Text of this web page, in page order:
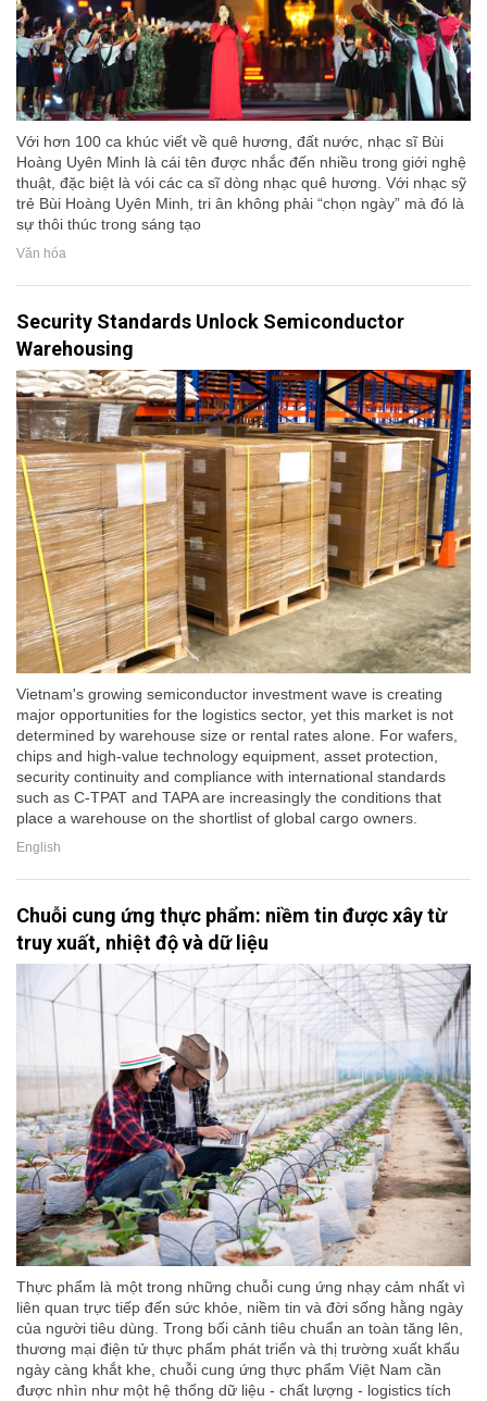
Với hơn 100 ca khúc viết về quê hương, đất nước, nhạc sĩ Bùi
Hoàng Uyên Minh là cái tên được nhắc đến nhiều trong giới nghệ
thuật, đặc biệt là vói các ca sĩ dòng nhạc quê hương. Với nhạc sỹ
trẻ Bùi Hoàng Uyên Minh, tri ân không phải “chọn ngày” mà đó là
sự thôi thúc trong sáng tạo
Văn hóa
Security Standards Unlock Semiconductor
Warehousing
Vietnam's growing semiconductor investment wave is creating
major opportunities for the logistics sector, yet this market is not
determined by warehouse size or rental rates alone. For wafers,
chips and high-value technology equipment, asset protection,
security continuity and compliance with international standards
such as C-TPAT and TAPA are increasingly the conditions that
place a warehouse on the shortlist of global cargo owners.
English
Chuỗi cung ứng thực phẩm: niềm tin được xây từ
truy xuất, nhiệt độ và dữ liệu
Thực phẩm là một trong những chuỗi cung ứng nhạy cảm nhất vì
liên quan trực tiếp đến sức khỏe, niềm tin và đời sống hằng ngày
của người tiêu dùng. Trong bối cảnh tiêu chuẩn an toàn tăng lên,
thương mại điện tử thực phẩm phát triển và thị trường xuất khẩu
ngày càng khắt khe, chuỗi cung ứng thực phẩm Việt Nam cần
được nhìn như một hệ thống dữ liệu - chất lượng - logistics tích